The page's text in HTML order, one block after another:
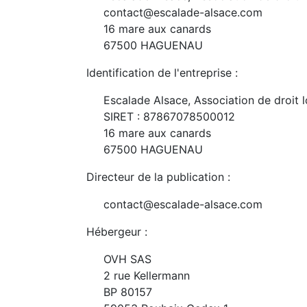
contact@escalade-alsace.com
16 mare aux canards
67500 HAGUENAU
Identification de l'entreprise :
Escalade Alsace, Association de droit
SIRET : 87867078500012
16 mare aux canards
67500 HAGUENAU
Directeur de la publication :
contact@escalade-alsace.com
Hébergeur :
OVH SAS
2 rue Kellermann
BP 80157